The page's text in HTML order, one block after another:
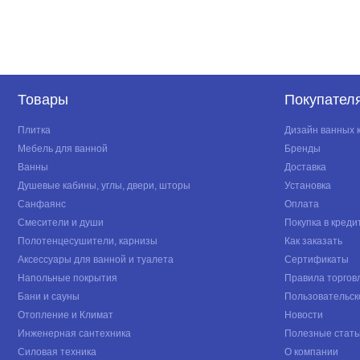
Товары
Плитка
Мебель для ванной
Ванны
Душевые кабины, углы, двери, шторы
Санфаянс
Смесители и души
Полотенцесушители, карнизы
Аксессуары для ванной и туалета
Напольные покрытия
Бани и сауны
Отопление и Климат
Инженерная сантехника
Силовая техника
Дизайн ванных
Бренды
Доставка
Установка
Оплата
Покупка в
Как заказать
Сертификаты
Правила
Новости
Полезные
О компании